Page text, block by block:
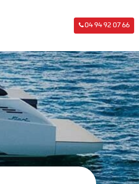
04 94 92 07 66